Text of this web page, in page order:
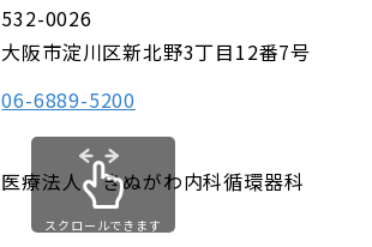
532-0026
大阪市淀川区新北野3丁目12番7号
06-6889-5200
医療法人 きぬがわ内科循環器科
スクロールできます